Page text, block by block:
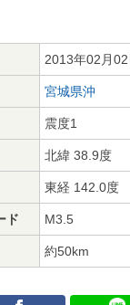
2013年02月
宮城県沖
震度1
北緯 38.9度
東経 142.0度
ド M3.5
約50km